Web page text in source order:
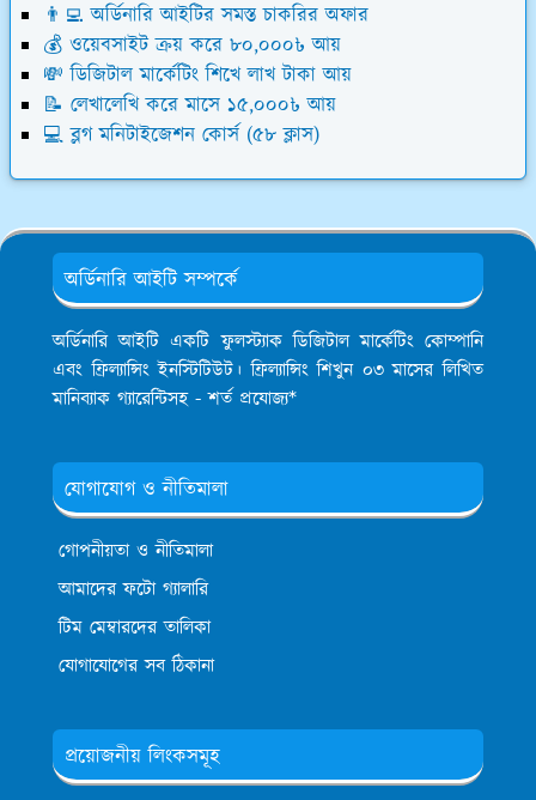
👨‍💻 অর্ডিনারি আইটির সমস্ত চাকরির অফার
💰 ওয়েবসাইট ক্রয় করে ৮০,০০০৳ আয়
💸 ডিজিটাল মার্কেটিং শিখে লাখ টাকা আয়
📝 লেখালেখি করে মাসে ১৫,০০০৳ আয়
💻 ব্লগ মনিটাইজেশন কোর্স (৫৮ ক্লাস)
অর্ডিনারি আইটি সম্পর্কে
অর্ডিনারি আইটি একটি ফুলস্ট্যাক ডিজিটাল মার্কেটিং কোম্পানি
এবং ফ্রিল্যান্সিং ইনস্টিটিউট। ফ্রিল্যান্সিং শিখুন ০৩ মাসের লিখিত
মানিব্যাক গ্যারেন্টিসহ - শর্ত প্রযোজ্য*
যোগাযোগ ও নীতিমালা
গোপনীয়তা ও নীতিমালা
আমাদের ফটো গ্যালারি
টিম মেম্বারদের তালিকা
যোগাযোগের সব ঠিকানা
প্রয়োজনীয় লিংকসমূহ